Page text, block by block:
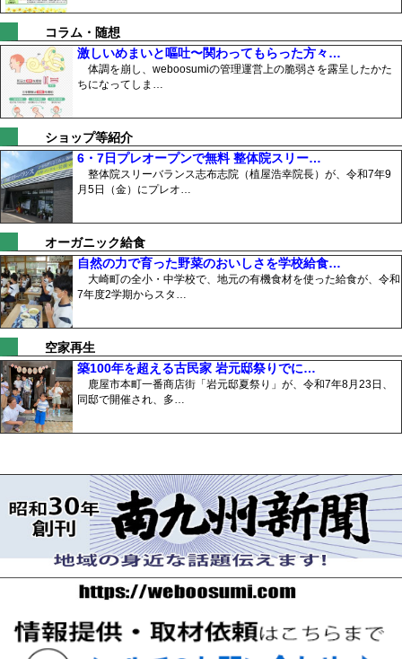
コラム・随想
激しいめまいと嘔吐〜関わってもらった方々…
体調を崩し、weboosumiの管理運営上の脆弱さを露呈したかた
ちになってしま…
ショップ等紹介
6・7日プレオープンで無料 整体院スリー…
整体院スリーバランス志布志院（植屋浩幸院長）が、令和7年9
月5日（金）にプレオ…
オーガニック給食
自然の力で育った野菜のおいしさを学校給食…
大崎町の全小・中学校で、地元の有機食材を使った給食が、令和
7年度2学期からスタ…
空家再生
築100年を超える古民家 岩元邸祭りでに…
鹿屋市本町一番商店街「岩元邸夏祭り」が、令和7年8月23日、
同邸で開催され、多…